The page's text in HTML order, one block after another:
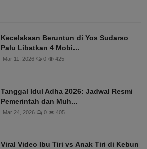
Kecelakaan Beruntun di Yos Sudarso
Palu Libatkan 4 Mobi...
Mar 11, 2026 0 425
Tanggal Idul Adha 2026: Jadwal Resmi
Pemerintah dan Muh...
Mar 24, 2026 0 405
Viral Video Ibu Tiri vs Anak Tiri di Kebun